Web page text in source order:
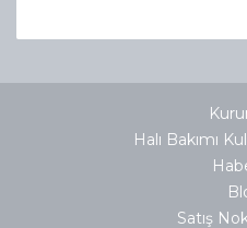
Halı Bakımı
Satış